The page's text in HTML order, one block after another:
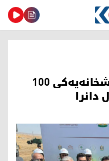
بەردی بناغەی نەخۆشخانەیەکی 100